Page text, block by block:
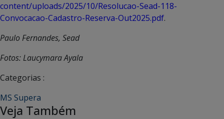
content/uploads/2025/10/Resolucao-Sead-118-
Convocacao-Cadastro-Reserva-Out2025.pdf.
Paulo Fernandes, Sead
Fotos: Laucymara Ayala
Categorias :
MS Supera
Veja Também